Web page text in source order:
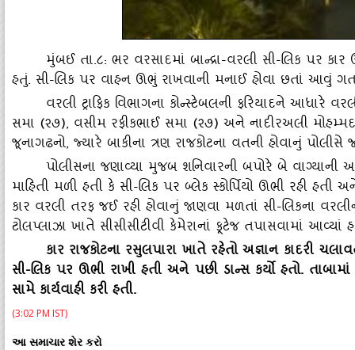
મુંબઈ તા.૮: ભર વરસાદમાં બાન્‍દ્રા-વરલી સી-લિક પર
હતું. સી-લિક પર વાહન ઊભું રાખવાની મનાઈ હોવા છતાં આવું
વરલી ટ્રાફિક વિભાગના કોન્‍સ્‍ટેબલની ફરિયાદને આધારે
સમા (૨૭), વસીમ રફીકભાઈ સમા (૨૭) અને નાદીરઅલી
જૂનાગઢનો, જ્‍યારે બાકીના ત્રણ રાજકોટના વતની હોવાનું પોલીસે
પોલીસના જણાવ્‍યા મુજબ શનિવારની બપોરે બે વાગ્‍યાની
માહિતી મળી હતી કે સી-લિક પર બ્‍લેક સ્‍કોર્પિયો ઊભી રહી
કાર વરલી તરફ જઈ રહી હોવાનું જાણવા મળતાં સી-લિકના
ટોલપ્‍લાઝા ખાતે સીસીસીટીવી કેમેરાનાં ફૂટેજ તપાસવામાં આવ્‍યાં
કાર રાજકોટના રસુલપારા ખાતે રહેતો અજ્ઞાન કાદરી
સી-લિક પર ઊભી રાખી હતી અને પછી ડાન્‍સ કર્યો હતો.
સામે કાર્યવાહી કરી હતી.
(3:02 PM IST)
આ સમાચાર શેર કરો